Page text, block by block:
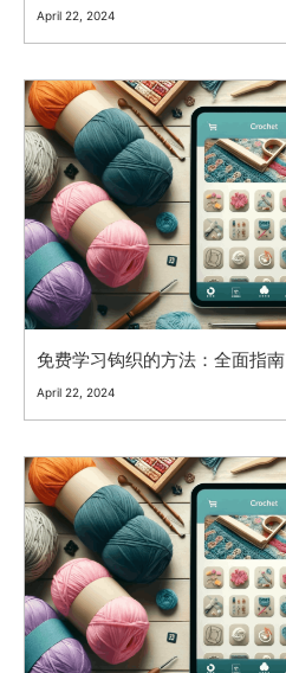
April 22, 2024
免费学习钩织的方法：全面指南
April 22, 2024